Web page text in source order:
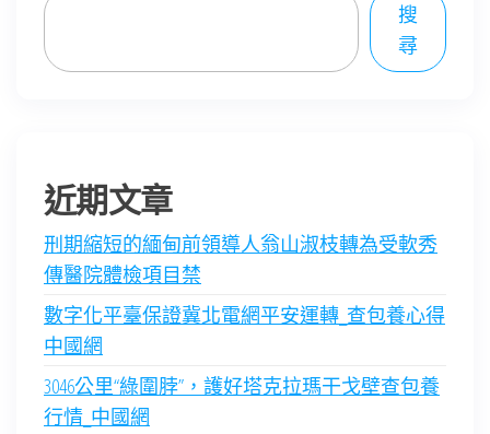
搜
尋
近期文章
刑期縮短的緬甸前領導人翁山淑枝轉為受軟秀
傳醫院體檢項目禁
數字化平臺保證冀北電網平安運轉_查包養心得
中國網
3046公里“綠圍脖”，護好塔克拉瑪干戈壁查包養
行情_中國網